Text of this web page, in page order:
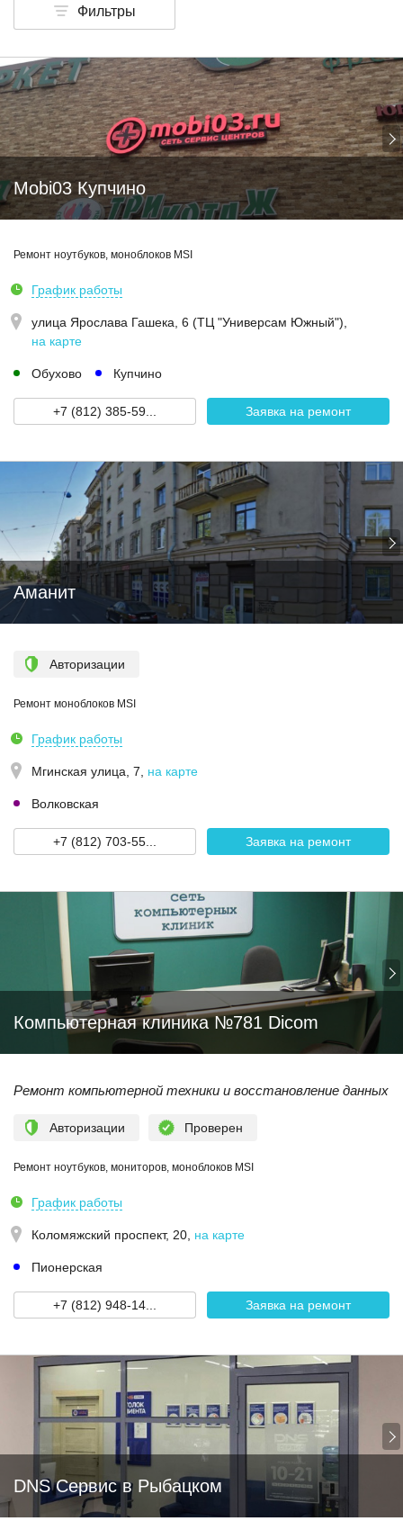
Фильтры
Mobi03 Купчино
Ремонт ноутбуков, моноблоков MSI
График работы
улица Ярослава Гашека, 6 (ТЦ "Универсам Южный")
на карте
Обухово Купчино
+7 (812) 385-59... Заявка на ремонт
Аманит
Авторизации
Ремонт моноблоков MSI
График работы
Мгинская улица, 7 на карте
Волковская
+7 (812) 703-55... Заявка на ремонт
Компьютерная клиника №781 Dicom
Ремонт компьютерной техники и восстановление данных
Авторизации Проверен
Ремонт ноутбуков, мониторов, моноблоков MSI
График работы
Коломяжский проспект, 20 на карте
Пионерская
+7 (812) 948-14... Заявка на ремонт
DNS Сервис в Рыбацком